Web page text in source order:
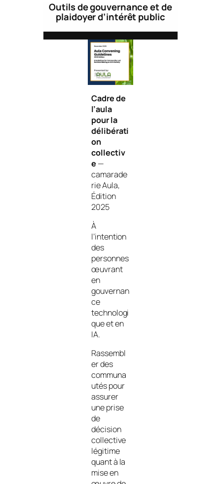
Outils de gouvernance et de
plaidoyer d’intérêt public
Cadre de
l’aula
pour la
délibérati
on
collectiv
e —
camarade
rie Aula,
Édition
2025
À
l’intention
des
personnes
œuvrant
en
gouvernan
ce
technologi
que et en
IA.
Rassembl
er des
communa
utés pour
assurer
une prise
de
décision
collective
légitime
quant à la
mise en